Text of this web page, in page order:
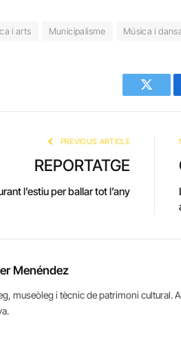
i arts Municipalisme Música i
Twitter
PREVIOUS ARTICLE
REPORTATGE
l’estiu per ballar tot l’any
Menéndez
museòleg i tècnic de patrimoni cultural.